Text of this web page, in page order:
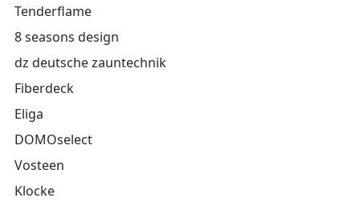
Tenderflame
8 seasons design
dz deutsche zauntechnik
Fiberdeck
Eliga
DOMOselect
Vosteen
Klocke